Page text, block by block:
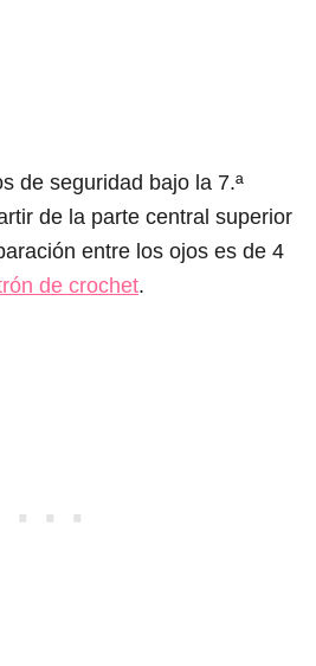
de seguridad bajo la 7.ª
de la parte central superior
entre los ojos es de 4
de crochet.